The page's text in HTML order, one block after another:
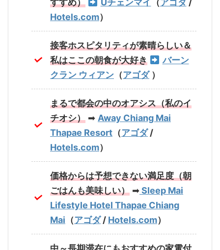
すすめ）
Uチェンマイ （アゴダ/
Hotels.com）
接客ホスピタリティが素晴らしい＆
私はここの朝食が大好き
バーン
クラン ウィアン （アゴダ）
まるで都会の中のオアシス（私のイ
チオシ） ➡ Away Chiang Mai
Thapae Resort （アゴダ/
Hotels.com）
価格からは予想できない満足度（朝
ごはんも美味しい） ➡Sleep Mai
Lifestyle Hotel Thapae Chiang
Mai （アゴダ/ Hotels.com）